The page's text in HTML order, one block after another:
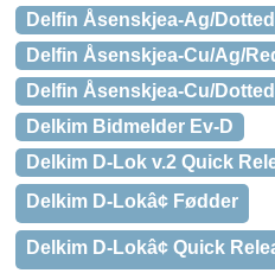
Delfin Åsenskjea-Ag/
Delfin Åsenskjea-Cu/Ag/
Delfin Åsenskjea-Cu/
Delkim Bidmelder Ev-D
Delkim D-Lok v.2 Quick
Delkim D-Lokâ¢ Fødder
Delkim D-Lokâ¢ Quick